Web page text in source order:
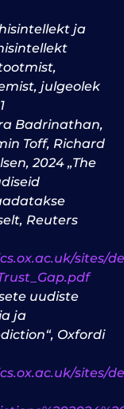
ja
julgeolek
Badrinathan,
Toff, Richard
2024 „The
Reuters
sites/
uudiste
ja
Oxfordi
sites/